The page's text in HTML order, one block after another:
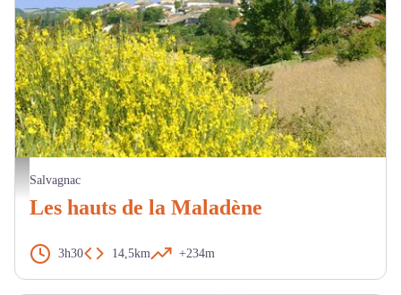
Paysage - OT LTO
Salvagnac
Les hauts de la Maladène
3h30 14,5km +234m